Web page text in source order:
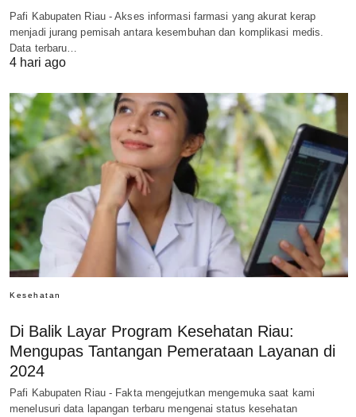
Pafi Kabupaten Riau - Akses informasi farmasi yang akurat kerap
menjadi jurang pemisah antara kesembuhan dan komplikasi medis.
Data terbaru…
4 hari ago
Kesehatan
Di Balik Layar Program Kesehatan Riau:
Mengupas Tantangan Pemerataan Layanan di
2024
Pafi Kabupaten Riau - Fakta mengejutkan mengemuka saat kami
menelusuri data lapangan terbaru mengenai status kesehatan